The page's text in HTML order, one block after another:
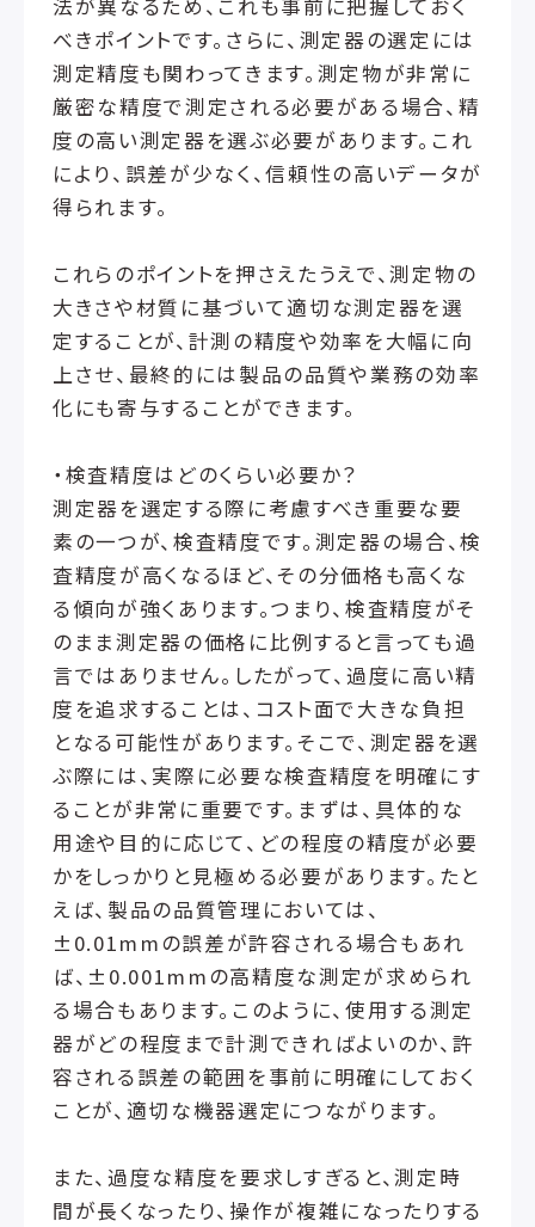
法が異なるため、これも事前に把握しておく
べきポイントです。さらに、測定器の選定には
測定精度も関わってきます。測定物が非常に
厳密な精度で測定される必要がある場合、精
度の高い測定器を選ぶ必要があります。これ
により、誤差が少なく、信頼性の高いデータが
得られます。
これらのポイントを押さえたうえで、測定物の
大きさや材質に基づいて適切な測定器を選
定することが、計測の精度や効率を大幅に向
上させ、最終的には製品の品質や業務の効率
化にも寄与することができます。
・検査精度はどのくらい必要か？
測定器を選定する際に考慮すべき重要な要
素の一つが、検査精度です。測定器の場合、検
査精度が高くなるほど、その分価格も高くな
る傾向が強くあります。つまり、検査精度がそ
のまま測定器の価格に比例すると言っても過
言ではありません。したがって、過度に高い精
度を追求することは、コスト面で大きな負担
となる可能性があります。そこで、測定器を選
ぶ際には、実際に必要な検査精度を明確にす
ることが非常に重要です。まずは、具体的な
用途や目的に応じて、どの程度の精度が必要
かをしっかりと見極める必要があります。たと
えば、製品の品質管理においては、
±0.01mmの誤差が許容される場合もあれ
ば、±0.001mmの高精度な測定が求められ
る場合もあります。このように、使用する測定
器がどの程度まで計測できればよいのか、許
容される誤差の範囲を事前に明確にしておく
ことが、適切な機器選定につながります。
また、過度な精度を要求しすぎると、測定時
間が長くなったり、操作が複雑になったりする